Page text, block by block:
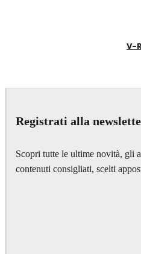
V-
Registrati alla
Scopri tutte le ultime novità, gli
contenuti consigliati, scelti